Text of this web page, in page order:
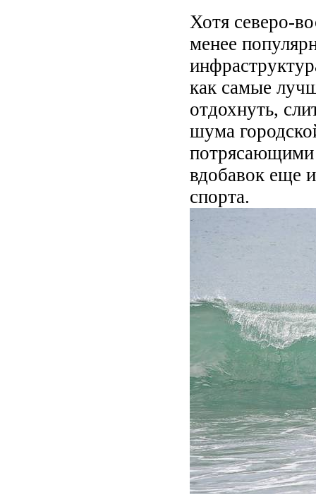
Хотя северо-
менее
как самые
отдохнуть,
шума
вдобавок еще
спорта.